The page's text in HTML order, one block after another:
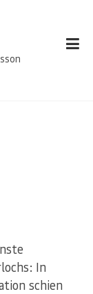
In
schien